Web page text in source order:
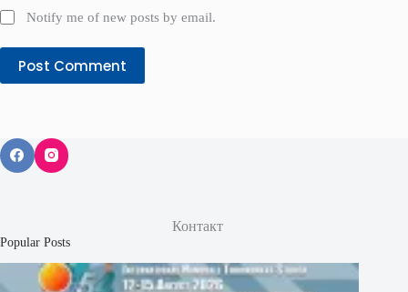
Notify me of new posts by email.
Post Comment
Контакт
Popular Posts